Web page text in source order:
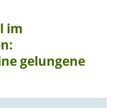
im
gelungene